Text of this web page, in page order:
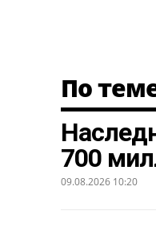
По
700
09.08.2026 10:20